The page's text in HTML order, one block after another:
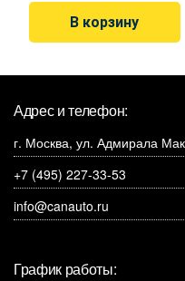
В корзину
Адрес и телефон:
г. Москва, ул. Адмирала
+7 (495) 227-33-53
info@canauto.ru
График работы: